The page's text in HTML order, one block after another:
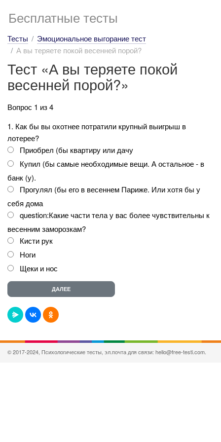
Бесплатные тесты
Тесты
Эмоциональное выгорание тест
А вы теряете покой весенней порой?
Тест «А вы теряете покой
весенней порой?»
Вопрос 1 из 4
1. Как бы вы охотнее потратили крупный выигрыш в
лотерее?
Приобрел (бы квартиру или дачу
Купил (бы самые необходимые вещи. А остальное - в
банк (у).
Прогулял (бы его в весеннем Париже. Или хотя бы у
себя дома
question:Какие части тела у вас более чувствительны к
весенним заморозкам?
Кисти рук
Ноги
Щеки и нос
© 2017-2024, Психологические тесты, эл.почта для связи: hello@free-testi.com.